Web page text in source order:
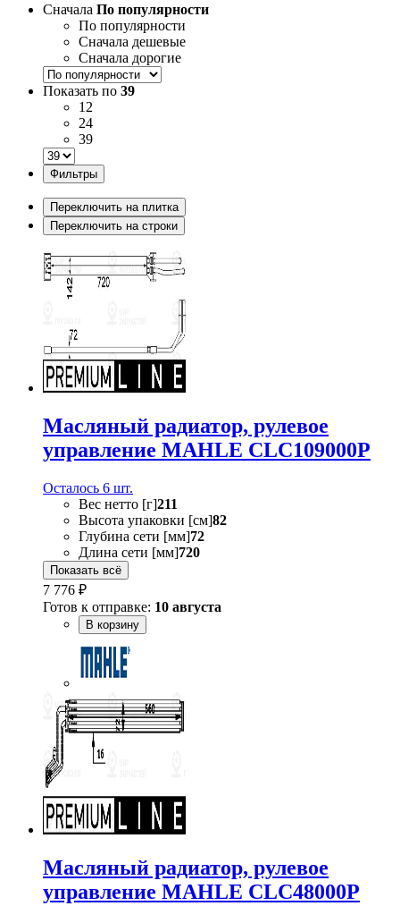
Сначала По популярности
По популярности
Сначала дешевые
Сначала дорогие
Показать по 39
12
24
39
Фильтры
Переключить на плитка
Переключить на строки
Масляный радиатор, рулевое
управление MAHLE CLC109000P
Осталось 6 шт.
Вес нетто [г]211
Высота упаковки [см]82
Глубина сети [мм]72
Длина сети [мм]720
Показать всё
7 776 ₽
Готов к отправке: 10 августа
В корзину
Масляный радиатор, рулевое
управление MAHLE CLC48000P